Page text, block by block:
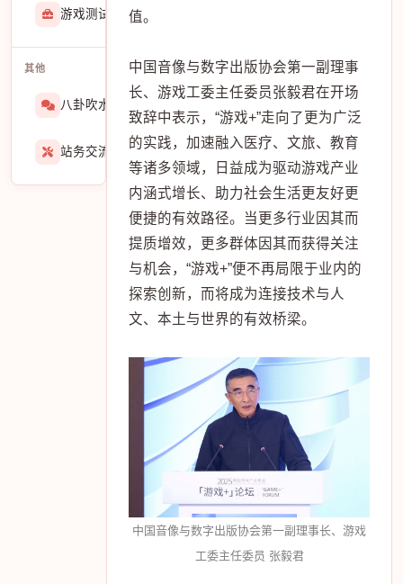
游戏测试与GM
其他
八卦吹水
站务交流
值。
中国音像与数字出版协会第一副理事
长、游戏工委主任委员张毅君在开场
致辞中表示，“游戏+”走向了更为广泛
的实践，加速融入医疗、文旅、教育
等诸多领域，日益成为驱动游戏产业
内涵式增长、助力社会生活更友好更
便捷的有效路径。当更多行业因其而
提质增效，更多群体因其而获得关注
与机会，“游戏+”便不再局限于业内的
探索创新，而将成为连接技术与人
文、本土与世界的有效桥梁。
中国音像与数字出版协会第一副理事长、游戏
工委主任委员 张毅君